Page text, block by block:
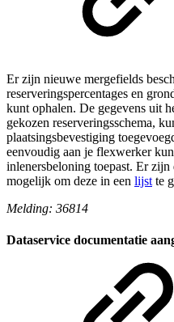
Er zijn nieuwe mergefields
reserveringspercentages en
kunt ophalen. De gegevens uit
gekozen reserveringsschema,
plaatsingsbevestiging
eenvoudig aan je flexwerker
inlenersbeloning toepast. Er zijn
mogelijk om deze in een lijst te
Melding: 36814
Dataservice documentatie